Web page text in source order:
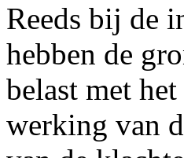
Reeds bij de
hebben de
belast met
werking van